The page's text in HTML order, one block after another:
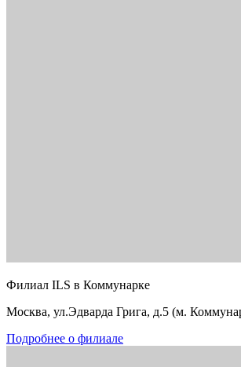
Филиал ILS в Коммунарке
Москва, ул.Эдварда Грига, д.5 (м.
Подробнее о филиале